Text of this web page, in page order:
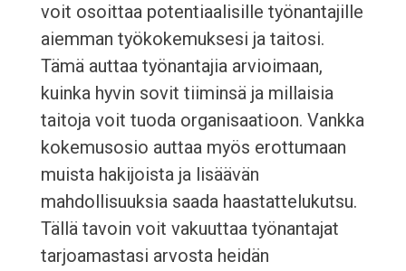
voit osoittaa potentiaalisille työnantajille
aiemman työkokemuksesi ja taitosi.
Tämä auttaa työnantajia arvioimaan,
kuinka hyvin sovit tiiminsä ja millaisia
taitoja voit tuoda organisaatioon. Vankka
kokemusosio auttaa myös erottumaan
muista hakijoista ja lisäävän
mahdollisuuksia saada haastattelukutsu.
Tällä tavoin voit vakuuttaa työnantajat
tarjoamastasi arvosta heidän